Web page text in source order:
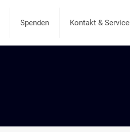
Spenden Kontakt & Service